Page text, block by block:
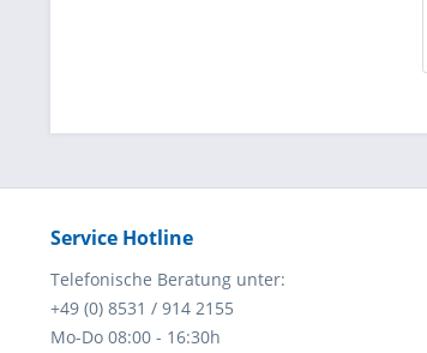
Service Hotline
Telefonische Beratung unter:
+49 (0) 8531 / 914 2155
Mo-Do 08:00 - 16:30h